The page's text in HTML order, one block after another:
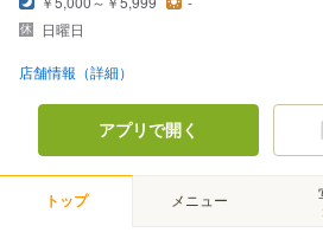
日曜日
店舗情報（詳細）
アプリで開く
トップ メニュー